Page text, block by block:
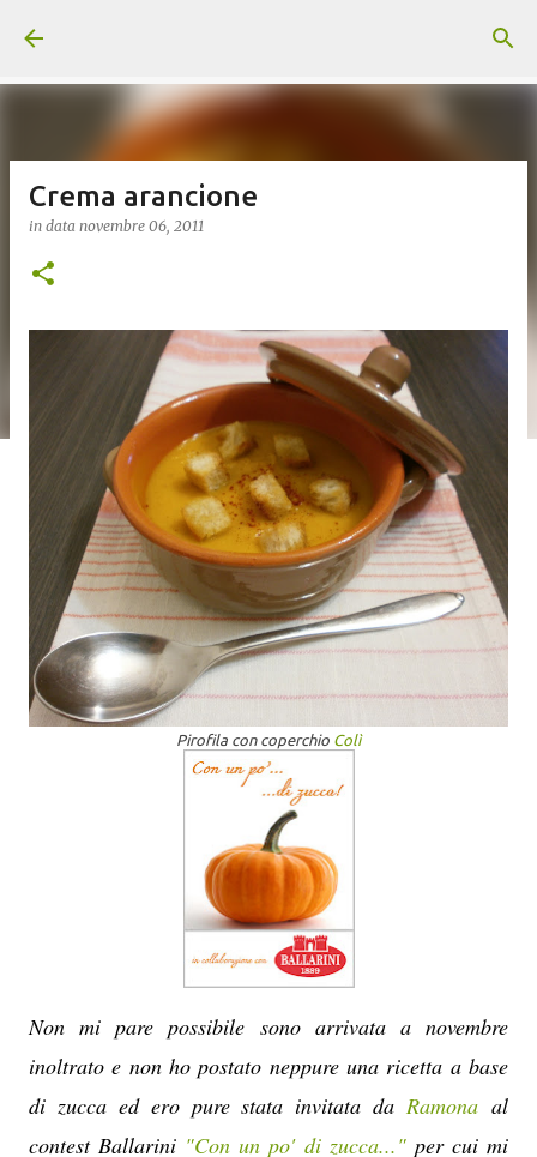
Crema arancione
in data novembre 06, 2011
Pirofila con coperchio Colì
Non mi pare possibile sono arrivata a novembre
inoltrato e non ho postato neppure una ricetta a base
di zucca ed ero pure stata invitata da Ramona al
contest Ballarini "Con un po' di zucca..."per cui mi